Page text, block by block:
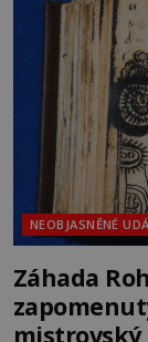
na legendě
souhru okolností? Když
Gerasimov
NEOBJASNĚNÉ
Záhada
mistrovský